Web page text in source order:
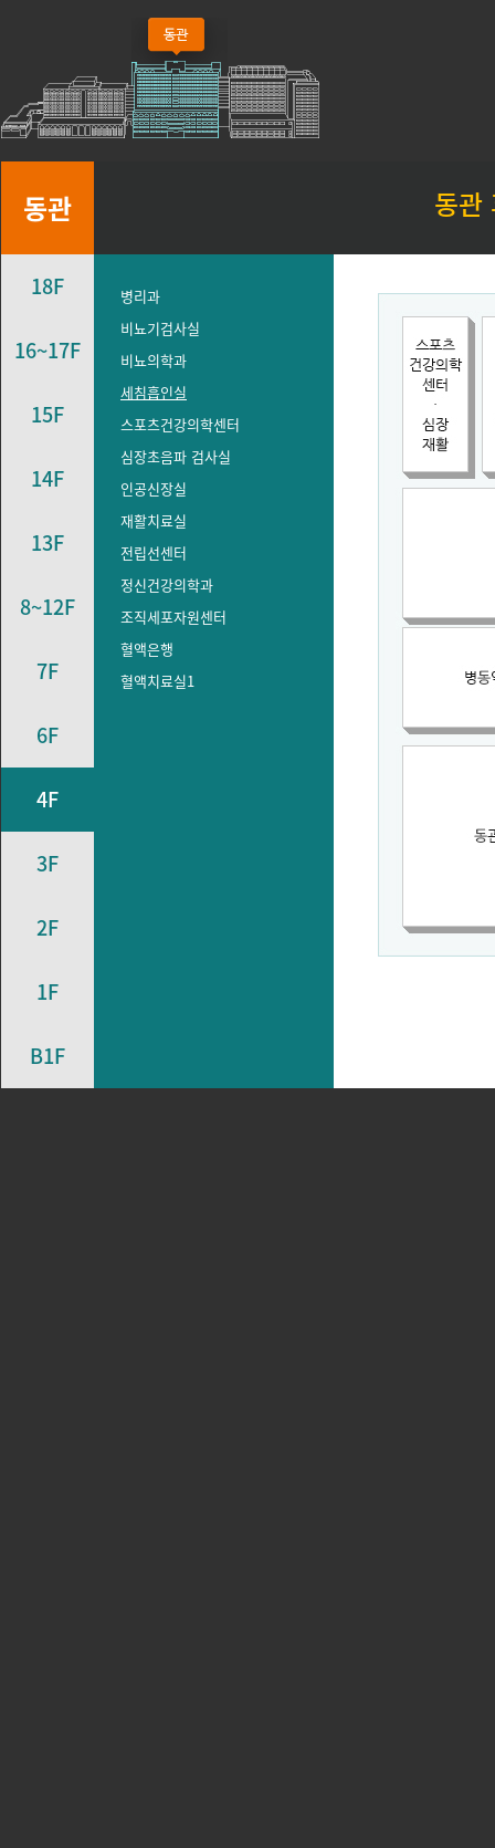
동관 동
18F
16~17F
15F
14F
13F
8~12F
7F
6F
4F
3F
2F
1F
B1F
병리과
비뇨기검사실
비뇨의학과
세침흡인실
스포츠건강의학센터
심장초음파 검사실
인공신장실
재활치료실
전립선센터
정신건강의학과
조직세포자원센터
혈액은행
혈액치료실1